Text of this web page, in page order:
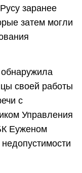
заранее
затем могли
своей работы
с
Управления
Еуженом